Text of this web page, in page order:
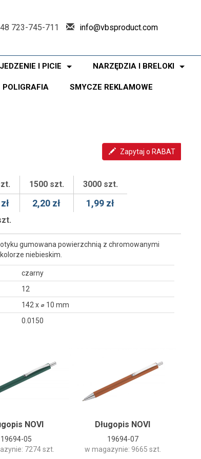
723-745-711 info@vbsproduct.com
JEDZENIE I PICIE NARZĘDZIA I BRELOKI
POLIGRAFIA SMYCZE REKLAMOWE
Zapytaj o RABAT
1500 szt. 3000 szt.
2,20 zł 1,99 zł
gumowana powierzchnią z chromowanymi
niebieskim.
czarny
12
142 x ⌀ 10 mm
0.0150
NOVI
19694-05
7274 szt.
Długopis NOVI
19694-07
w magazynie: 9665 szt.